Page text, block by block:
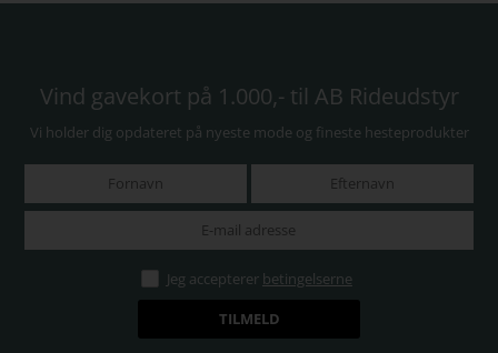
Vind gavekort på 1.000,- til AB Rideudstyr
Vi holder dig opdateret på nyeste mode og fineste hesteprodukter
Jeg accepterer betingelserne